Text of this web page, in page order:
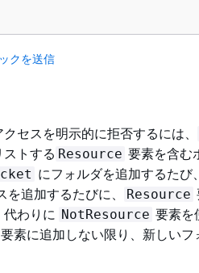
クを送信
セスを明示的に拒否するには、
トする Resource 要素を含む
にフォルダを追加するたび
追加するたびに、
Resource
わりに NotResource 要素を
要素に追加しない限り、新しい